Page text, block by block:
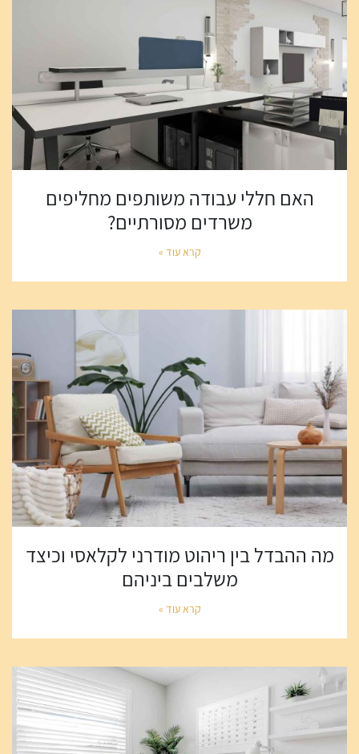
האם חללי עבודה משותפים מחליפים
משרדים מסורתיים?
קרא עוד »
מה ההבדל בין ריהוט מודרני לקלאסי וכיצד
משלבים ביניהם
קרא עוד »